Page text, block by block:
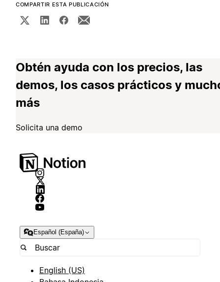
COMPARTIR ESTA PUBLICACIÓN
Obtén ayuda con los precios, las
demos, los casos prácticos y
más
Solicita una demo
Español (España)
English (US)